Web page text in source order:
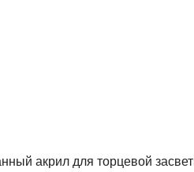
акрил для торцевой